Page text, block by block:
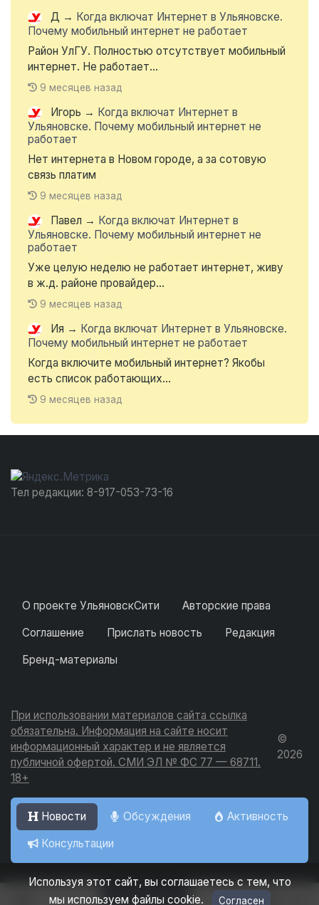
Д → Когда включат Интернет в Ульяновске.
Почему мобильный интернет не работает
Район УлГУ. Полностью отсутствует мобильный
интернет. Не работает...
9 месяцев назад
Игорь → Когда включат Интернет в
Ульяновске. Почему мобильный интернет не
работает
Нет интернета в Новом городе, а за сотовую
связь платим
9 месяцев назад
Павел → Когда включат Интернет в
Ульяновске. Почему мобильный интернет не
работает
Уже целую неделю не работает интернет, живу
в ж.д. районе провайдер...
9 месяцев назад
Ия → Когда включат Интернет в Ульяновске.
Почему мобильный интернет не работает
Когда включите мобильный интернет? Якобы
есть список работающих...
9 месяцев назад
Тел редакции: 8-917-053-73-16
О проекте УльяновскСити
Авторские права
Соглашение
Прислать новость
Редакция
Бренд-материалы
При использовании материалов сайта ссылка
обязательна. Информация на сайте носит
информационный характер и не является
публичной офертой. СМИ ЭЛ № ФС 77 — 68711.
18+
©
2026
Новости Обсуждения
Активность
Консультации
Добавить
Используя этот сайт, вы соглашаетесь с тем, что
мы используем файлы cookie.
Согласен